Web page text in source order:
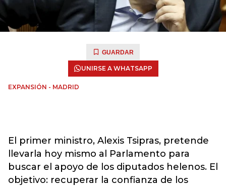
GUARDAR
UNIRSE A WHATSAPP
EXPANSIÓN - MADRID
El primer ministro, Alexis Tsipras, pretende
llevarla hoy mismo al Parlamento para
buscar el apoyo de los diputados helenos. El
objetivo: recuperar la confianza de los